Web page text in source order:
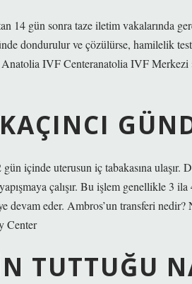
14 gün sonra taze iletim vakalarında
dondurulur ve çözülürse, hamilelik
IVF Centeranatolia IVF
içinde uterusun iç tabakasına ulaşır.
çalışır. Bu işlem genellikle 3
devam eder. Ambros’un transferi nedir?
Center
TUTTUĞU